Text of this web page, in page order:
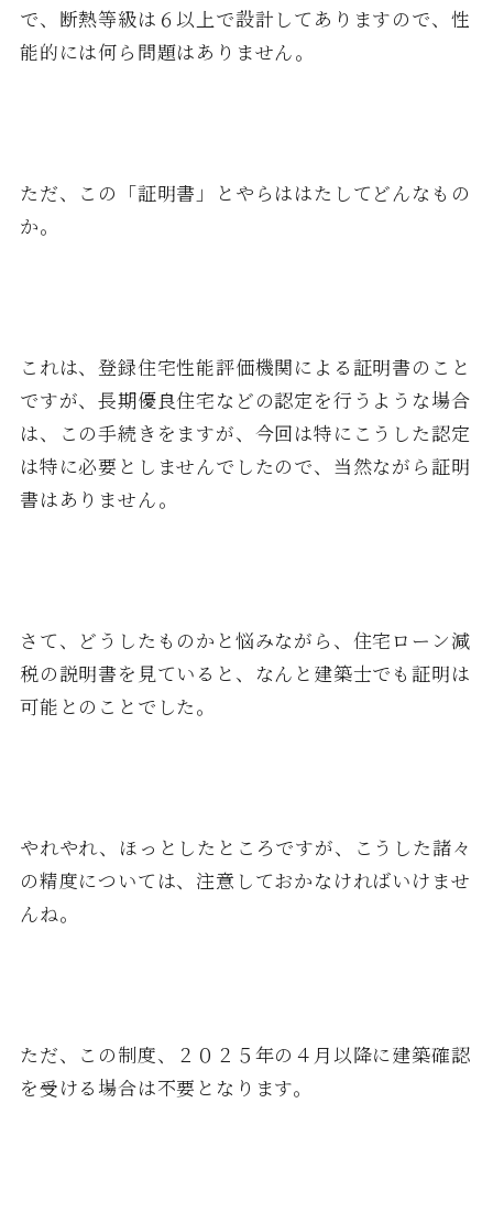
で、断熱等級は６以上で設計してありますので、性
能的には何ら問題はありません。
ただ、この「証明書」とやらははたしてどんなもの
か。
これは、登録住宅性能評価機関による証明書のこと
ですが、長期優良住宅などの認定を行うような場合
は、この手続きをますが、今回は特にこうした認定
は特に必要としませんでしたので、当然ながら証明
書はありません。
さて、どうしたものかと悩みながら、住宅ローン減
税の説明書を見ていると、なんと建築士でも証明は
可能とのことでした。
やれやれ、ほっとしたところですが、こうした諸々
の精度については、注意しておかなければいけませ
んね。
ただ、この制度、２０２５年の４月以降に建築確認
を受ける場合は不要となります。